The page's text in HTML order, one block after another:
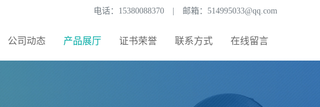
电话： 15380088370 邮箱： 514995033@qq.com
公司动态 产品展厅 证书荣誉 联系方式 在线留言